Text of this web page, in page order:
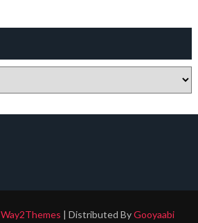
Way2Themes | Distributed ByGooyaabi